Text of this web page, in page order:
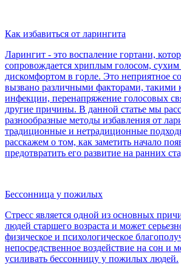
Как избавиться от ларингита
Ларингит - это воспаление гортани,
сопровождается хриплым голосом,
дискомфортом в горле. Это неприятное
вызвано различными факторами, такими
инфекции, перенапряжение голосовых
другие причины. В данной статье мы
разнообразные методы избавления от
традиционные и нетрадиционные
расскажем о том, как заметить начало
предотвратить его развитие на ранних
Бессонница у пожилых
Стресс является одной из основных
людей старшего возраста и может
физическое и психологическое
непосредственное воздействие на сон и
усиливать бессонницу у пожилых людей.